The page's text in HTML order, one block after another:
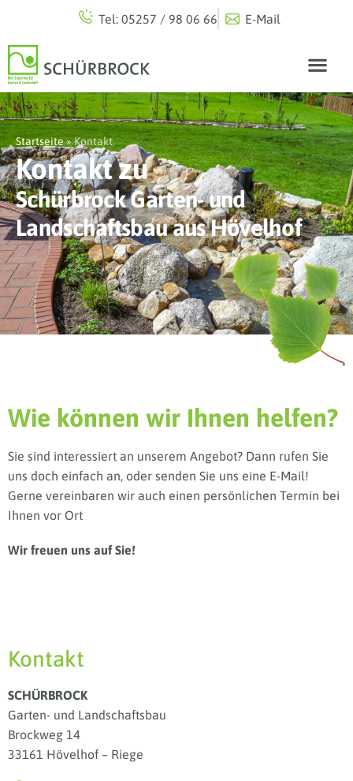
Tel: 05257 / 98 06 66 E-Mail
Startseite»Kontakt
Kontakt zu
Schürbrock Garten- und
Landschaftsbau aus Hövelhof
Wie können wir Ihnen helfen?
Sie sind interessiert an unserem Angebot? Dann rufen Sie
uns doch einfach an, oder senden Sie uns eine E-Mail!
Gerne vereinbaren wir auch einen persönlichen Termin bei
Ihnen vor Ort
Wir freuen uns auf Sie!
Kontakt
SCHÜRBROCK
Garten- und Landschaftsbau
Brockweg 14
33161 Hövelhof – Riege